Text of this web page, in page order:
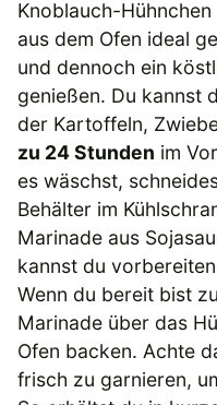
Knoblauch-
aus dem Ofen ideal
und dennoch ein
genießen. Du kannst
der Kartoffeln,
zu 24 Stunden im
es wäschst,
Behälter im
Marinade aus
kannst du
Wenn du bereit bist
Marinade über das
Ofen backen. Achte
frisch zu garnieren,